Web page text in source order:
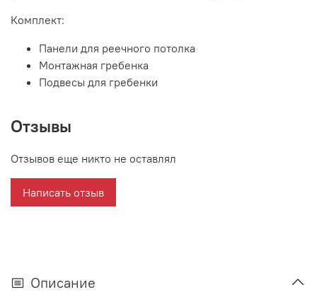
Комплект:
Панели для реечного потолка
Монтажная гребенка
Подвесы для гребенки
Отзывы
Отзывов еще никто не оставлял
Написать отзыв
Описание